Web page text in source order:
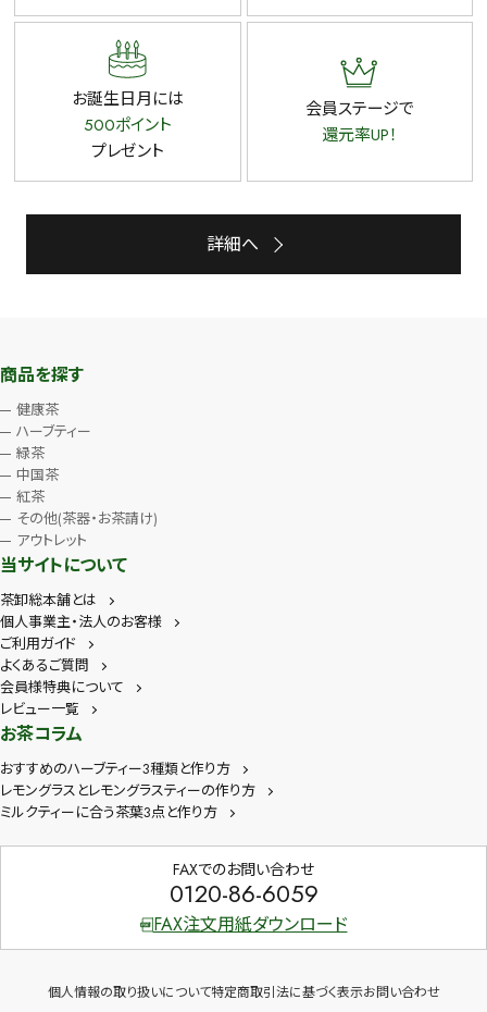
お誕生日月には
500ポイント
プレゼント
会員ステージで
還元率UP！
詳細へ
商品を探す
健康茶
ハーブティー
緑茶
中国茶
紅茶
その他(茶器・お茶請け)
アウトレット
当サイトについて
茶卸総本舗とは
個人事業主・法人のお客様
ご利用ガイド
よくあるご質問
会員様特典について
レビュー一覧
お茶コラム
おすすめのハーブティー3種類と作り方
レモングラスとレモングラスティーの作り方
ミルクティーに合う茶葉3点と作り方
FAXでのお問い合わせ
0120-86-6059
FAX注文用紙ダウンロード
個人情報の取り扱いについて特定商取引法に基づく表示お問い合わせ